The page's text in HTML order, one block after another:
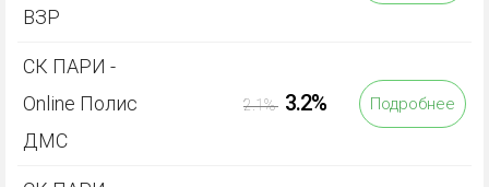
ВЗР
СК ПАРИ -
Online Полис
ДМС
2.1% 3.2% Подробнее